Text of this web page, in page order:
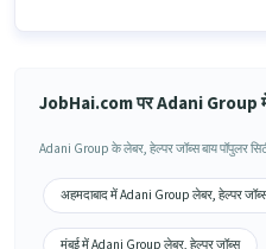
JobHai.com पर Adani Group
Adani Group के लेबर, हेल्पर जॉब्स बाय पॉपुलर
अहमदाबाद में Adani Group लेबर, हेल्पर
मुंबई में Adani Group लेबर, हेल्पर जॉब्स